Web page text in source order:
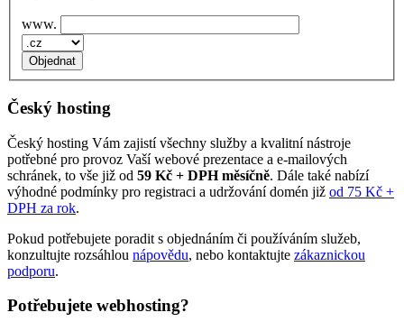
www.
Český hosting
Český hosting Vám zajistí všechny služby a kvalitní nástroje
potřebné pro provoz Vaší webové prezentace a e‑mailových
schránek, to vše již od 59 Kč + DPH měsíčně. Dále také nabízí
výhodné podmínky pro registraci a udržování domén již od 75 Kč +
DPH za rok.
Pokud potřebujete poradit s objednáním či používáním služeb,
konzultujte rozsáhlou nápovědu, nebo kontaktujte zákaznickou
podporu.
Potřebujete webhosting?